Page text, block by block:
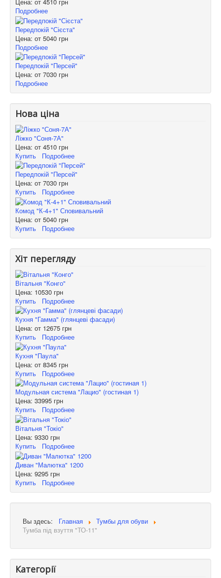
Подробнее
Передпокій "Сієста"
Цена: от 5040 грн
Подробнее
Передпокій "Персей"
Цена: от 7030 грн
Подробнее
Нова ціна
Ліжко "Соня-7А"
Цена: от 4510 грн
Купить
Подробнее
Передпокій "Персей"
Цена: от 7030 грн
Купить
Подробнее
Комод "К-4+1" Сповивальний
Цена: от 5040 грн
Купить
Подробнее
Хіт перегляду
Вітальня "Конго"
Цена: 10530 грн
Купить
Подробнее
Кухня "Гамма" (глянцеві фасади)
Цена: от 12675 грн
Купить
Подробнее
Кухня "Паула"
Цена: от 8345 грн
Купить
Подробнее
Модульная система "Лацио" (гостиная 1)
Цена: 33995 грн
Купить
Подробнее
Вітальня "Токіо"
Цена: 9330 грн
Купить
Подробнее
Диван "Малютка" 1200
Цена: 9295 грн
Купить
Подробнее
Вы здесь: Главная
Тумбы для обуви
Тумба під взуття "ТО-11"
Категорії